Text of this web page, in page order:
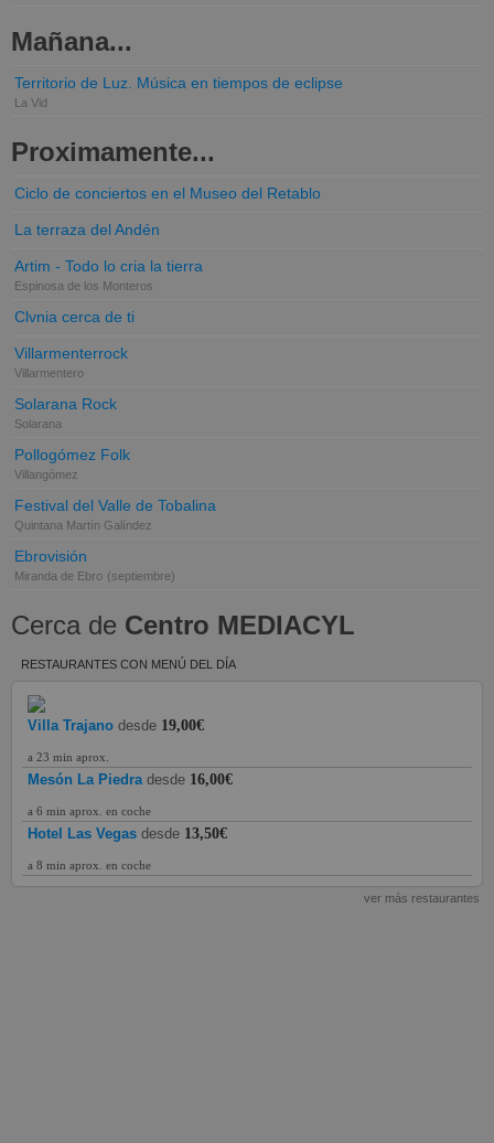
Mañana...
Territorio de Luz. Música en tiempos de eclipse
La Vid
Proximamente...
Ciclo de conciertos en el Museo del Retablo
La terraza del Andén
Artim - Todo lo cria la tierra
Espinosa de los Monteros
Clvnia cerca de ti
Villarmenterrock
Villarmentero
Solarana Rock
Solarana
Pollogómez Folk
Villangómez
Festival del Valle de Tobalina
Quintana Martín Galíndez
Ebrovisión
Miranda de Ebro (septiembre)
Cerca de Centro MEDIACYL
RESTAURANTES CON MENÚ DEL DÍA
Villa Trajano desde 19,00€
a 23 min aprox.
Mesón La Piedra desde 16,00€
a 6 min aprox. en coche
Hotel Las Vegas desde 13,50€
a 8 min aprox. en coche
ver más restaurantes